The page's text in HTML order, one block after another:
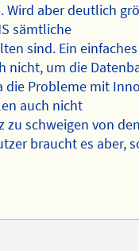
Wird aber deutlich
sämtliche
sind. Ein einfaches
nicht, um die
die Probleme mit
auch nicht
zu schweigen von
braucht es aber,